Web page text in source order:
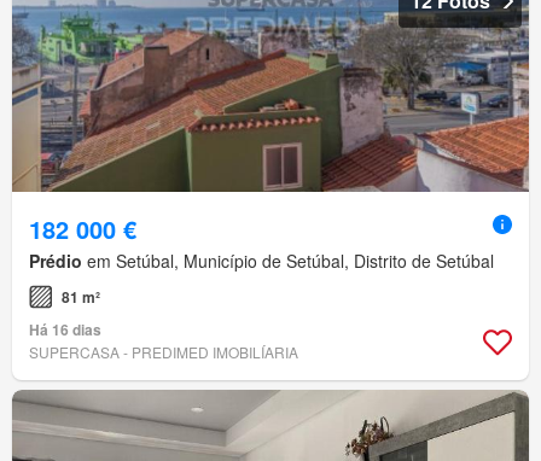
182 000 €
Prédio em Setúbal, Município de Setúbal, Distrito de Setúbal
81 m²
Há 16 dias
SUPERCASA - PREDIMED IMOBILÍARIA